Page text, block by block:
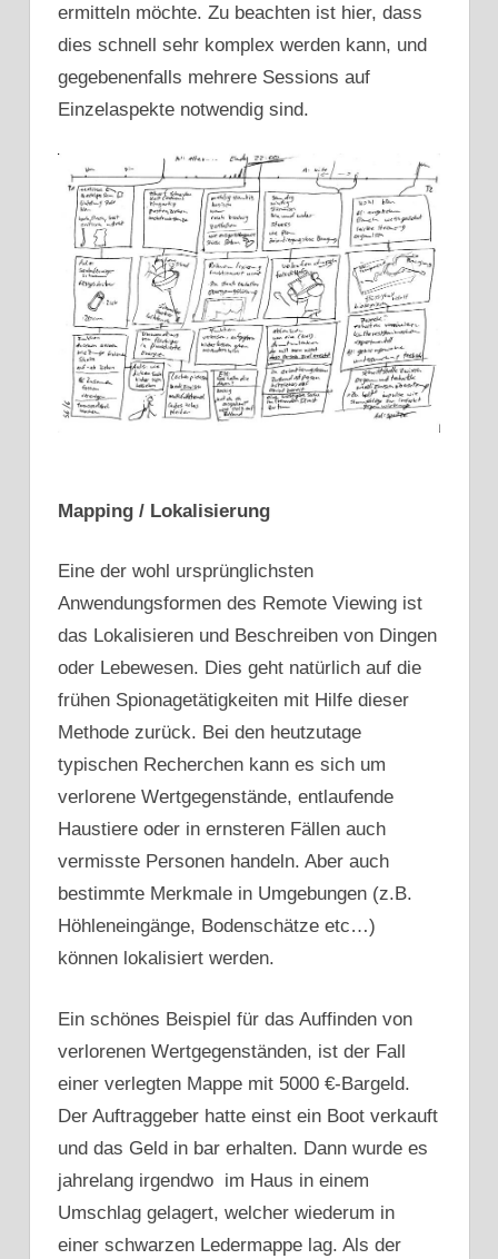
ermitteln möchte. Zu beachten ist hier, dass
dies schnell sehr komplex werden kann, und
gegebenenfalls mehrere Sessions auf
Einzelaspekte notwendig sind.
Mapping / Lokalisierung
Eine der wohl ursprünglichsten
Anwendungsformen des Remote Viewing ist
das Lokalisieren und Beschreiben von Dingen
oder Lebewesen. Dies geht natürlich auf die
frühen Spionagetätigkeiten mit Hilfe dieser
Methode zurück. Bei den heutzutage
typischen Recherchen kann es sich um
verlorene Wertgegenstände, entlaufende
Haustiere oder in ernsteren Fällen auch
vermisste Personen handeln. Aber auch
bestimmte Merkmale in Umgebungen (z.B.
Höhleneingänge, Bodenschätze etc…)
können lokalisiert werden.
Ein schönes Beispiel für das Auffinden von
verlorenen Wertgegenständen, ist der Fall
einer verlegten Mappe mit 5000 €-Bargeld.
Der Auftraggeber hatte einst ein Boot verkauft
und das Geld in bar erhalten. Dann wurde es
jahrelang irgendwo im Haus in einem
Umschlag gelagert, welcher wiederum in
einer schwarzen Ledermappe lag. Als der